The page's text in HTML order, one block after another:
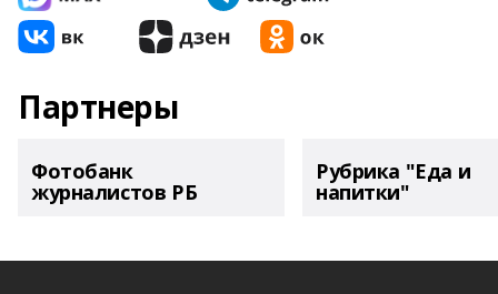
Партнеры
Фотобанк
журналистов РБ
Рубрика "Еда и
напитки"